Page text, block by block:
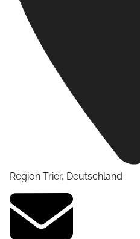
Region Trier, Deutschland